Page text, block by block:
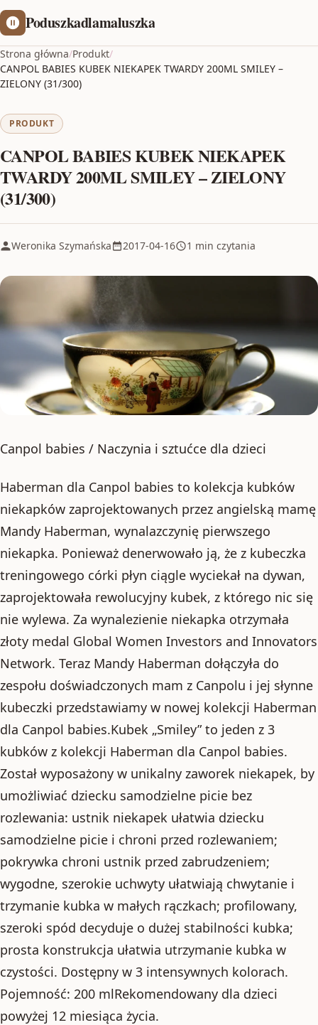
Poduszkadlamaluszka
Strona główna/Produkt/
CANPOL BABIES KUBEK NIEKAPEK TWARDY 200ML SMILEY –
ZIELONY (31/300)
PRODUKT
CANPOL BABIES KUBEK NIEKAPEK
TWARDY 200ML SMILEY – ZIELONY
(31/300)
Weronika Szymańska 2017-04-16 1 min czytania
Canpol babies / Naczynia i sztućce dla dzieci
Haberman dla Canpol babies to kolekcja kubków
niekapków zaprojektowanych przez angielską mamę
Mandy Haberman, wynalazczynię pierwszego
niekapka. Ponieważ denerwowało ją, że z kubeczka
treningowego córki płyn ciągle wyciekał na dywan,
zaprojektowała rewolucyjny kubek, z którego nic się
nie wylewa. Za wynalezienie niekapka otrzymała
złoty medal Global Women Investors and Innovators
Network. Teraz Mandy Haberman dołączyła do
zespołu doświadczonych mam z Canpolu i jej słynne
kubeczki przedstawiamy w nowej kolekcji Haberman
dla Canpol babies.Kubek „Smiley” to jeden z 3
kubków z kolekcji Haberman dla Canpol babies.
Został wyposażony w unikalny zaworek niekapek, by
umożliwiać dziecku samodzielne picie bez
rozlewania: ustnik niekapek ułatwia dziecku
samodzielne picie i chroni przed rozlewaniem;
pokrywka chroni ustnik przed zabrudzeniem;
wygodne, szerokie uchwyty ułatwiają chwytanie i
trzymanie kubka w małych rączkach; profilowany,
szeroki spód decyduje o dużej stabilności kubka;
prosta konstrukcja ułatwia utrzymanie kubka w
czystości. Dostępny w 3 intensywnych kolorach.
Pojemność: 200 mlRekomendowany dla dzieci
powyżej 12 miesiąca życia.